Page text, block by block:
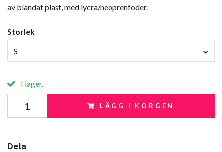
av blandat plast, med lycra/neoprenfoder.
Storlek
S
I lager.
LÄGG I KORGEN
Dela